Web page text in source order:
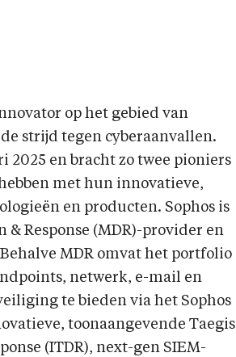
op het gebied van
strijd tegen cyberaanvallen.
2025 en bracht zo twee pioniers
met hun innovatieve,
en producten. Sophos is
Response (MDR)-provider en
MDR omvat het portfolio
netwerk, e-mail en
te bieden via het Sophos
toonaangevende Taegis
(ITDR), next-gen SIEM-